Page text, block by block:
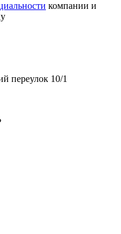
компании и
переулок 10/1